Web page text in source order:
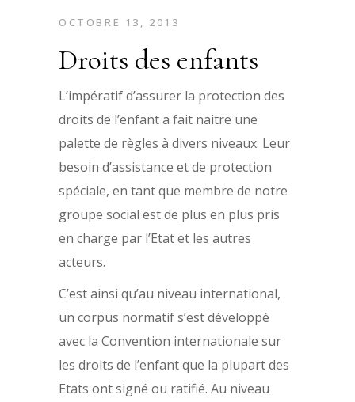
OCTOBRE 13, 2013
Droits des enfants
L’impératif d’assurer la protection des
droits de l’enfant a fait naitre une
palette de règles à divers niveaux. Leur
besoin d’assistance et de protection
spéciale, en tant que membre de notre
groupe social est de plus en plus pris
en charge par l’Etat et les autres
acteurs.
C’est ainsi qu’au niveau international,
un corpus normatif s’est développé
avec la Convention internationale sur
les droits de l’enfant que la plupart des
Etats ont signé ou ratifié. Au niveau